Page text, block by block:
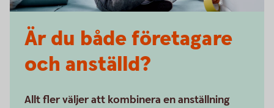
Är du både företagare
och anställd?
Allt fler väljer att kombinera en anställning